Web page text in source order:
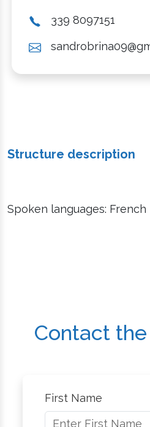
339 8097151
Structure description
Spoken languages: French
Contact
First Name